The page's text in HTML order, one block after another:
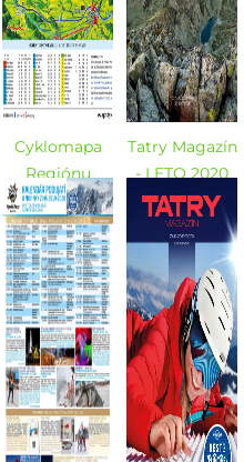
Cyklomapa
Regiónu
Vysoké Tatry
Tatry Magazín
- LETO 2020